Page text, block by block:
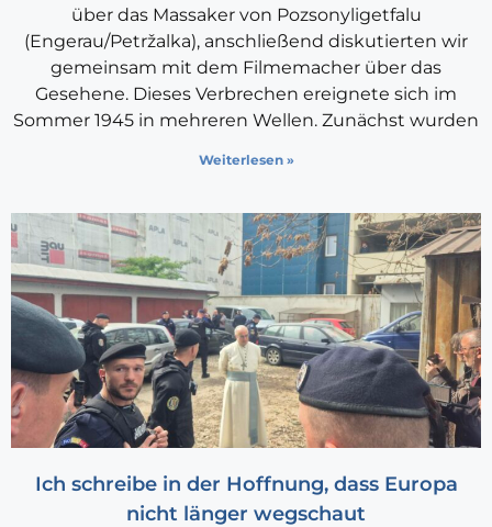
über das Massaker von Pozsonyligetfalu
(Engerau/Petržalka), anschließend diskutierten wir
gemeinsam mit dem Filmemacher über das
Gesehene. Dieses Verbrechen ereignete sich im
Sommer 1945 in mehreren Wellen. Zunächst wurden
Weiterlesen »
Ich schreibe in der Hoffnung, dass Europa
nicht länger wegschaut